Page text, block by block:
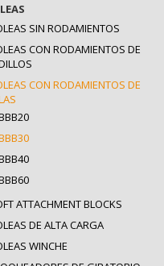
SIN RODAMIENTOS
CON RODAMIENTOS DE
CON RODAMIENTOS DE
ATTACHMENT BLOCKS
DE ALTA CARGA
WINCHE